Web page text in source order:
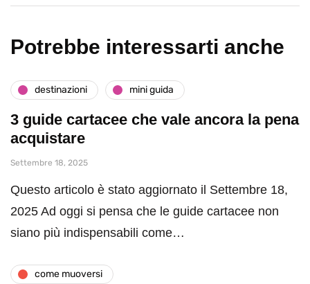
Potrebbe interessarti anche
destinazioni mini guida
3 guide cartacee che vale ancora la pena
acquistare
Settembre 18, 2025
Questo articolo è stato aggiornato il Settembre 18,
2025 Ad oggi si pensa che le guide cartacee non
siano più indispensabili come…
come muoversi